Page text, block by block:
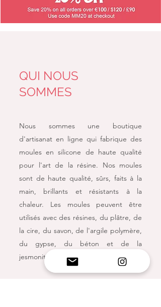
QUI NOUS
SOMMES
Nous sommes une boutique
d'artisanat en ligne qui fabrique des
moules en silicone de haute qualité
pour l'art de la résine. Nos moules
sont de haute qualité, sûrs, faits à la
main, brillants et résistants à la
chaleur. Les moules peuvent être
utilisés avec des résines, du plâtre, de
la cire, du savon, de l'argile polymère,
du gypse, du béton et de la
jesmonite.